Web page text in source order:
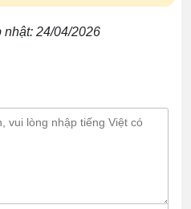
nhật: 24/04/2026